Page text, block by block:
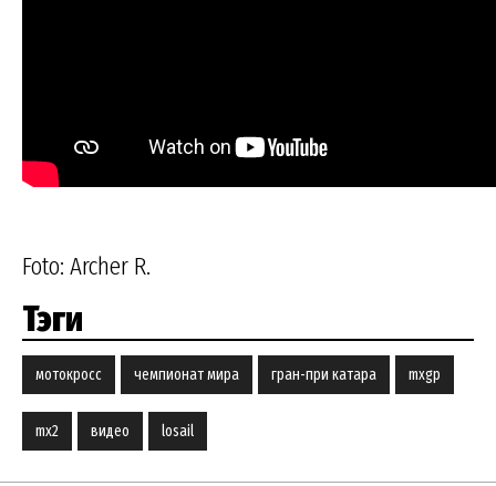
Foto: Archer R.
Тэги
мотокросс чемпионат мира гран-при катара mxgp
mx2 видео losail